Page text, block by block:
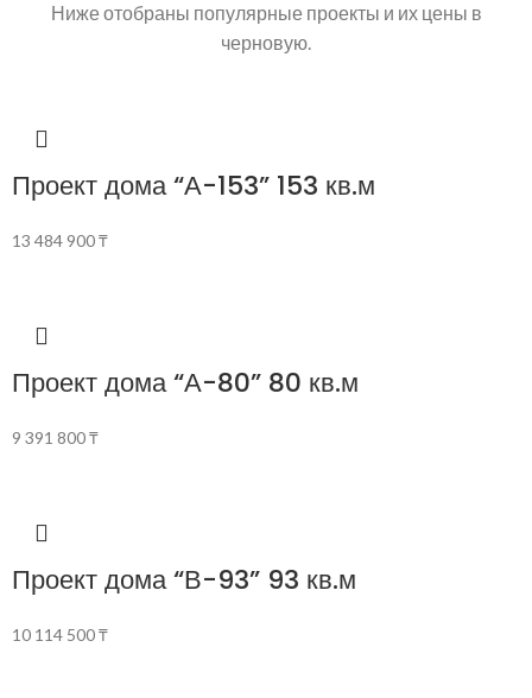
Ниже отобраны популярные проекты и их цены в
черновую.
Проект дома “А-153” 153 кв.м
13 484 900₸
Проект дома “А-80” 80 кв.м
9 391 800₸
Проект дома “В-93” 93 кв.м
10 114 500₸